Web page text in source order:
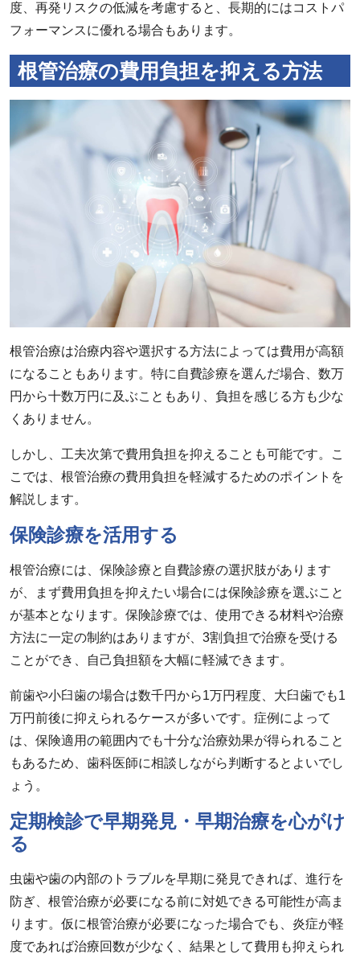
度、再発リスクの低減を考慮すると、長期的にはコストパ
フォーマンスに優れる場合もあります。
根管治療の費用負担を抑える方法
根管治療は治療内容や選択する方法によっては費用が高額
になることもあります。特に自費診療を選んだ場合、数万
円から十数万円に及ぶこともあり、負担を感じる方も少な
くありません。
しかし、工夫次第で費用負担を抑えることも可能です。こ
こでは、根管治療の費用負担を軽減するためのポイントを
解説します。
保険診療を活用する
根管治療には、保険診療と自費診療の選択肢があります
が、まず費用負担を抑えたい場合には保険診療を選ぶこと
が基本となります。保険診療では、使用できる材料や治療
方法に一定の制約はありますが、3割負担で治療を受ける
ことができ、自己負担額を大幅に軽減できます。
前歯や小臼歯の場合は数千円から1万円程度、大臼歯でも1
万円前後に抑えられるケースが多いです。症例によって
は、保険適用の範囲内でも十分な治療効果が得られること
もあるため、歯科医師に相談しながら判断するとよいでし
ょう。
定期検診で早期発見・早期治療を心がけ
る
虫歯や歯の内部のトラブルを早期に発見できれば、進行を
防ぎ、根管治療が必要になる前に対処できる可能性が高ま
ります。仮に根管治療が必要になった場合でも、炎症が軽
度であれば治療回数が少なく、結果として費用も抑えられ